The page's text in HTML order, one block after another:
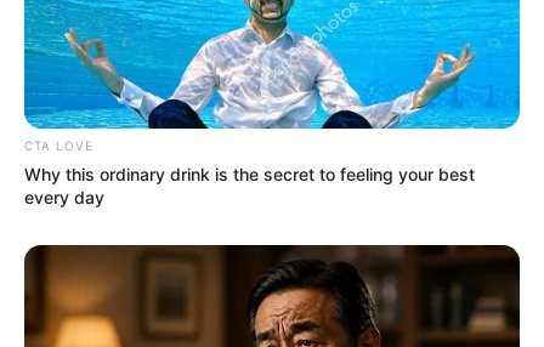
CTA LOVE
Why this ordinary drink is the secret to feeling your best
every day